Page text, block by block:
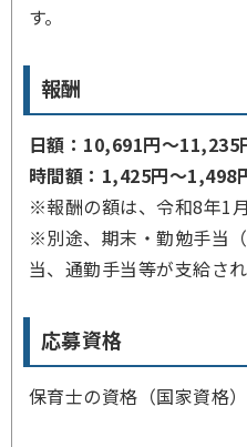
す。
報酬
日額：10,691円～11,235
時間額：1,425円～1,498
※報酬の額は、令和8年1
※別途、期末・勤勉手当
当、通勤手当等が支給され
応募資格
保育士の資格（国家資格）